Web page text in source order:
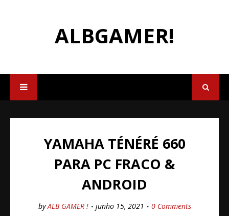
ALBGAMER!
YAMAHA TÉNÉRÉ 660
PARA PC FRACO &
ANDROID
by ALB GAMER ! junho 15, 2021 0 Comments